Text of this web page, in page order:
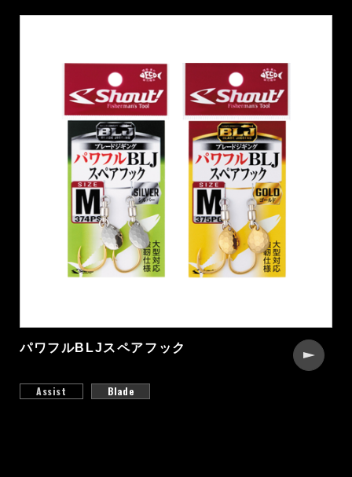
パワフルBLJスペアフック
Assist Blade